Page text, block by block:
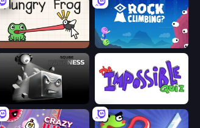
Hungry Frog Rock Climbing?
Sqube Darkness